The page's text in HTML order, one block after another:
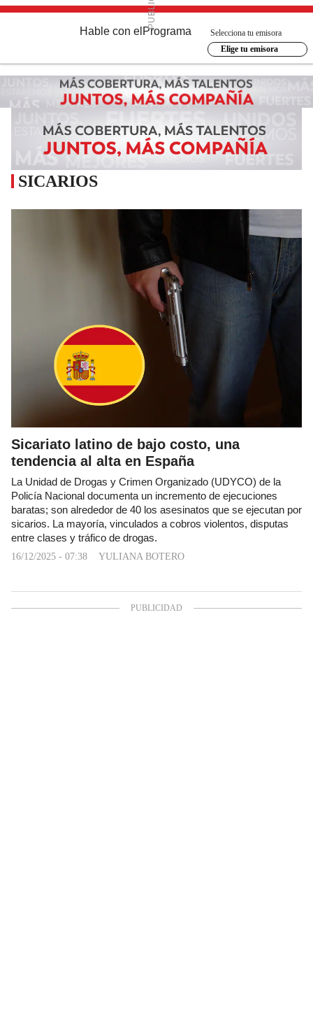
Hable con el Programa
Selecciona tu emisora
Elige tu emisora
SICARIOS
Sicariato latino de bajo costo, una
tendencia al alta en España
La Unidad de Drogas y Crimen Organizado (UDYCO) de la
Policía Nacional documenta un incremento de ejecuciones
baratas; son alrededor de 40 los asesinatos que se ejecutan por
sicarios. La mayoría, vinculados a cobros violentos, disputas
entre clases y tráfico de drogas.
16/12/2025 - 07:38 YULIANA BOTERO